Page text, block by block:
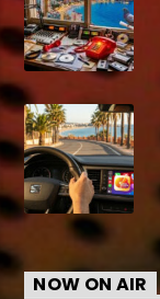
NOW ON AIR